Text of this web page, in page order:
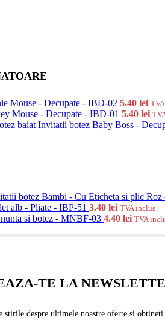
Mouse - Decupate - IBD-02 5.40 lei
Mouse - Decupate - IBD-01 5.40 lei
Invitatii botez Baby Boss -
botez Bambi - Cu Eticheta si plic
alb - Pliate - IBP-51 3.40 lei TVA inclus
si botez - MNBF-03 4.40 lei TVA
TE LA
stirile despre ultimele noastre oferte si obtineti